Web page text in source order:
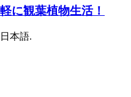
に観葉植物生活！
本語.